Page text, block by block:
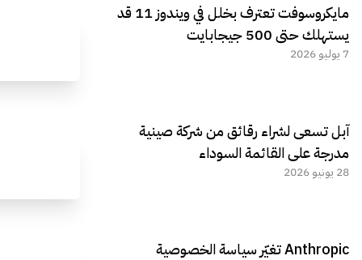
مايكروسوفت تعترف بخلل في ويندوز 11 قد
يستهلك حتى 500 جيجابايت
7 يوليو 2026
آبل تسعى لشراء رقائق من شركة صينية
مدرجة على القائمة السوداء
28 يونيو 2026
Anthropic تغيّر سياسة الخصوصية